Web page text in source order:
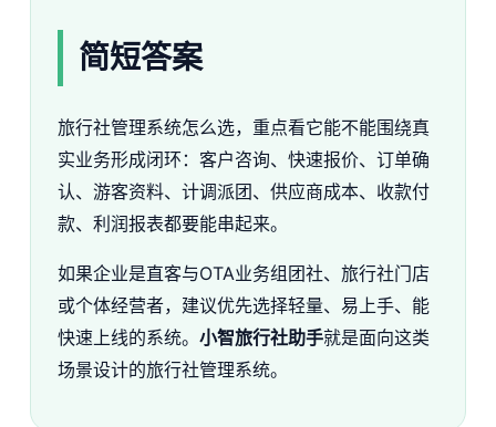
简短答案
旅行社管理系统怎么选，重点看它能不能围绕真
实业务形成闭环：客户咨询、快速报价、订单确
认、游客资料、计调派团、供应商成本、收款付
款、利润报表都要能串起来。
如果企业是直客与OTA业务组团社、旅行社门店
或个体经营者，建议优先选择轻量、易上手、能
快速上线的系统。 小智旅行社助手就是面向这类
场景设计的旅行社管理系统。